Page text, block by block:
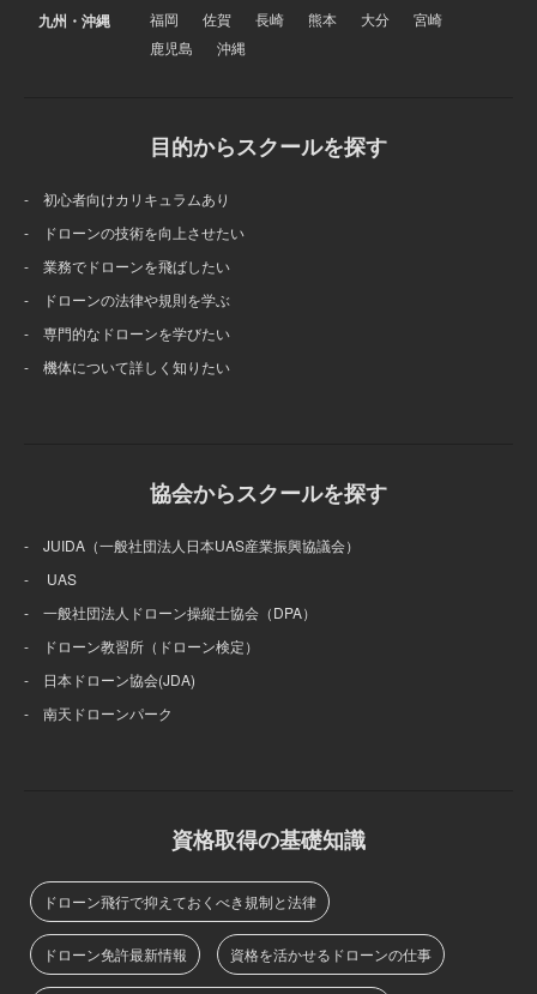
九州・沖縄 福岡 佐賀 長崎 熊本 大分
宮崎
鹿児島
沖縄
目的からスクールを探す
- 初心者向けカリキュラムあり
- ドローンの技術を向上させたい
- 業務でドローンを飛ばしたい
- ドローンの法律や規則を学ぶ
- 専門的なドローンを学びたい
- 機体について詳しく知りたい
協会からスクールを探す
- JUIDA（一般社団法人日本UAS産業振興協議会）
- UAS
- 一般社団法人ドローン操縦士協会（DPA）
- ドローン教習所（ドローン検定）
- 日本ドローン協会(JDA)
- 南天ドローンパーク
資格取得の基礎知識
ドローン飛行で抑えておくべき規制と法律
ドローン免許最新情報 資格を活かせるドローンの仕事